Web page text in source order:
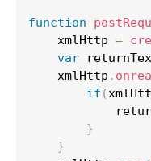
function
    xmlHttp
=
var
    xmlHttp
.
if (
}
}